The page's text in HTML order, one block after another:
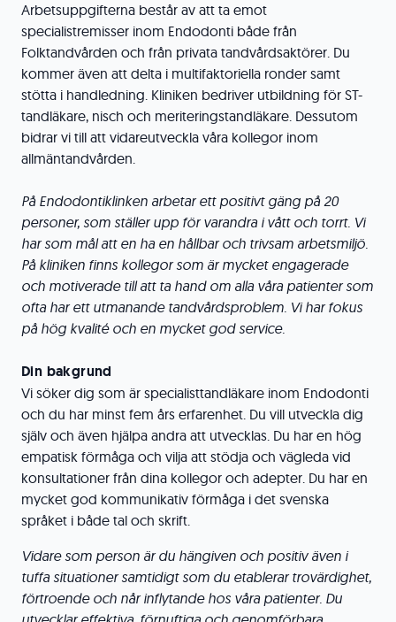
Arbetsuppgifterna består av att ta emot
specialistremisser inom Endodonti både från
Folktandvården och från privata tandvårdsaktörer. Du
kommer även att delta i multifaktoriella ronder samt
stötta i handledning. Kliniken bedriver utbildning för ST-
tandläkare, nisch och meriteringstandläkare. Dessutom
bidrar vi till att vidareutveckla våra kollegor inom
allmäntandvården.
På Endodontiklinken arbetar ett positivt gäng på 20
personer, som ställer upp för varandra i vått och torrt. Vi
har som mål att en ha en hållbar och trivsam arbetsmiljö.
På kliniken finns kollegor som är mycket engagerade
och motiverade till att ta hand om alla våra patienter som
ofta har ett utmanande tandvårdsproblem. Vi har fokus
på hög kvalité och en mycket god service.
Din bakgrund
Vi söker dig som är specialisttandläkare inom Endodonti
och du har minst fem års erfarenhet. Du vill utveckla dig
själv och även hjälpa andra att utvecklas. Du har en hög
empatisk förmåga och vilja att stödja och vägleda vid
konsultationer från dina kollegor och adepter. Du har en
mycket god kommunikativ förmåga i det svenska
språket i både tal och skrift.
Vidare som person är du hängiven och positiv även i
tuffa situationer samtidigt som du etablerar trovärdighet,
förtroende och når inflytande hos våra patienter. Du